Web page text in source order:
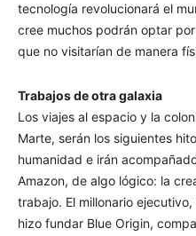
tecnología revolucionará el
cree muchos podrán optar
que no visitarían de manera
Trabajos de otra galaxia
Los viajes al espacio y la
Marte, serán los siguientes
humanidad e irán
Amazon, de algo lógico: la
trabajo. El millonario
hizo fundar Blue Origin,